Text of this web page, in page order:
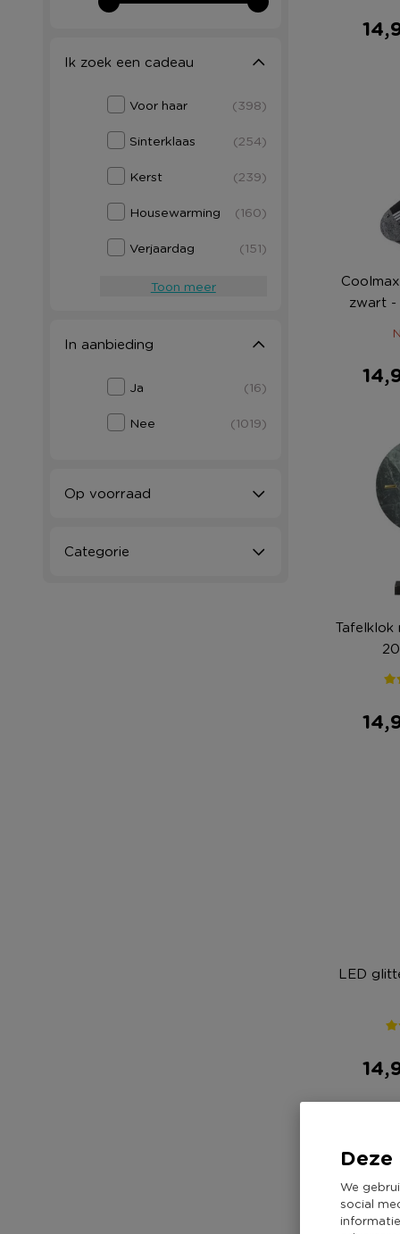
We
social
Ik zoek een cadeau
Voor haar (398)
Sinterklaas (254)
Kerst (239)
Housewarming (160)
Verjaardag (151)
Toon meer
In aanbieding
Ja (16)
Nee (1019)
Op voorraad
Categorie
zwart -
Tafelklok
LED